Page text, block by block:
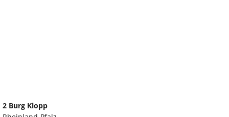
2 Burg Klopp